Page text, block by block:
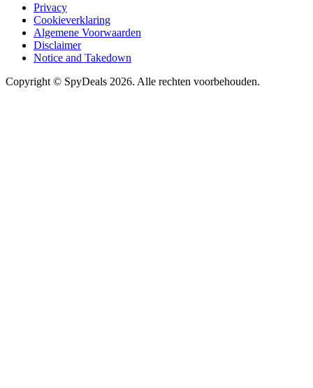
Privacy
Cookieverklaring
Algemene Voorwaarden
Disclaimer
Notice and Takedown
Copyright © SpyDeals 2026. Alle rechten voorbehouden.